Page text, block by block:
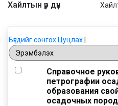
Хайлтын үр дүн
Бүгдийг сонгох Цуцлах
Справочное
петрографии
образования
осадочных пород